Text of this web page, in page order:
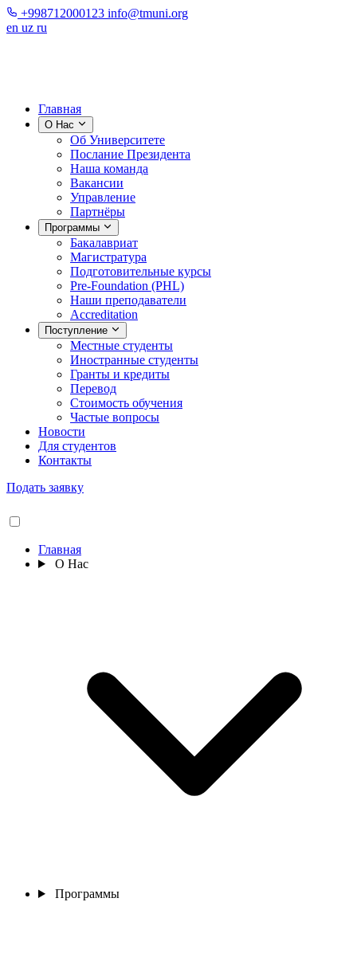
+998712000123 info@tmuni.org
en uz ru
Главная
О Нас
Об Университете
Послание Президента
Наша команда
Вакансии
Управление
Партнёры
Программы
Бакалавриат
Магистратура
Подготовительные курсы
Pre-Foundation (PHL)
Наши преподаватели
Accreditation
Поступление
Местные студенты
Иностранные студенты
Гранты и кредиты
Перевод
Стоимость обучения
Частые вопросы
Новости
Для студентов
Контакты
Подать заявку
Главная
О Нас
Программы